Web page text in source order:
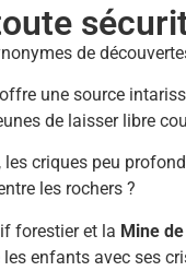
de
une source
de laisser libre
les criques peu
les rochers ?
forestier et la Mine
enfants avec ses